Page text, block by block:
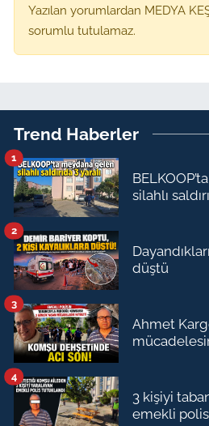
Yazılan yorumlardan MEDYA
sorumlu tutulamaz.
Trend Haberler
silahlı
1
düştü
2
Ahmet
3
3 kişiyi
emekli
4